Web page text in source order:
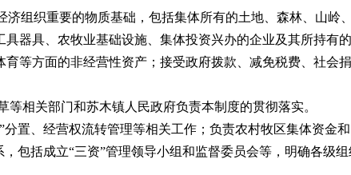
组织重要的物质基础，包括集体所有的土地、森林、山岭
器具、农牧业基础设施、集体投资兴办的企业及其所持有
等方面的非经营性资产；接受政府拨款、减免税费、社会
相关部门和苏木镇人民政府负责本制度的贯彻落实。
、经营权流转管理等相关工作；负责农村牧区集体资金和
括成立“三资”管理领导小组和监督委员会等，明确各级